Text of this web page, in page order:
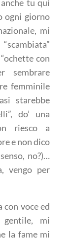
tu qui
ogni giorno
mi
ochette con
sembrare
femminile
starebbe
”, do’ una
riesco a
e non dico
no?)…
vengo per
con voce ed
gentile, mi
la fame mi